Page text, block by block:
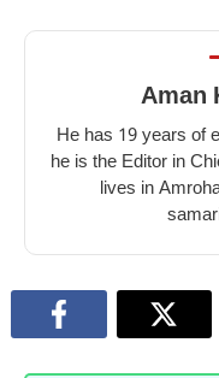
Aman
He has 19 years of
he is the Editor in
lives in